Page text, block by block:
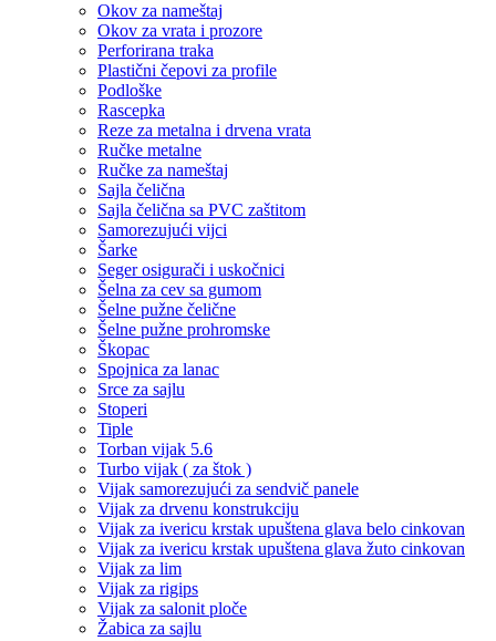
Okov za nameštaj
Okov za vrata i prozore
Perforirana traka
Plastični čepovi za profile
Podloške
Rascepka
Reze za metalna i drvena vrata
Ručke metalne
Ručke za nameštaj
Sajla čelična
Sajla čelična sa PVC zaštitom
Samorezujući vijci
Šarke
Seger osigurači i uskočnici
Šelna za cev sa gumom
Šelne pužne čelične
Šelne pužne prohromske
Škopac
Spojnica za lanac
Srce za sajlu
Stoperi
Tiple
Torban vijak 5.6
Turbo vijak ( za štok )
Vijak samorezujući za sendvič panele
Vijak za drvenu konstrukciju
Vijak za ivericu krstak upuštena glava belo cinkovan
Vijak za ivericu krstak upuštena glava žuto cinkovan
Vijak za lim
Vijak za rigips
Vijak za salonit ploče
Žabica za sajlu